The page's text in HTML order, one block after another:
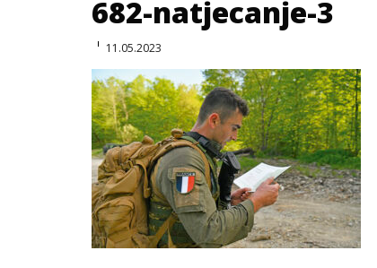
682-natjecanje-3
11.05.2023